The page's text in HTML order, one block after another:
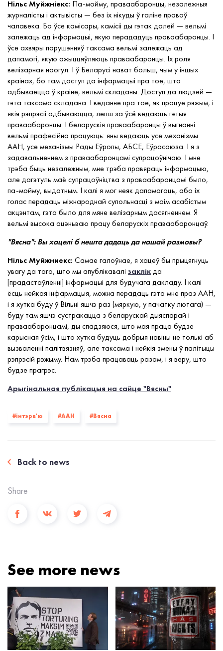
Нільс Муйжніекс: Па-мойму, праваабаронцы, незалежныя
журналісты і актывісты — без іх нікуды ў галіне правоў
чалавека. Бо ўсе камісары, камісіі ды гэтак далей — вельмі
залежаць ад інфармацыі, якую перададуць праваабаронцы. І
ўсе ахвяры парушэнняў таксама вельмі залежаць ад
дапамогі, якую ажыццяўляюць праваабаронцы. Іх роля
велізарная наогул. І ў Беларусі нават больш, чым у іншых
краінах, бо там доступ да інфармацыі пра тое, што
адбываецца ў краіне, вельмі складаны. Доступ да людзей —
гэта таксама складана. І веданне пра тое, як працуе рэжым, і
якія рэпрэсіі адбываюцца, лепш за ўсё ведаюць гэтыя
праваабаронцы. І беларускія праваабаронцы ў выгнанні
вельмі прафесійна працуюць: яны ведаюць усе механізмы
ААН, усе механізмы Рады Еўропы, АБСЕ, Еўрасаюза. І я з
задавальненнем з праваабаронцамі супрацоўнічаю. І мне
трэба быць незалежным, мне трэба правяраць інфармацыю,
але дагэтуль маё супрацоўніцтва з праваабаронцамі было,
па-мойму, выдатным. І калі я мог неяк дапамагаць, або іх
голас перадаць міжнароднай супольнасці з маім асабістым
акцэнтам, гэта было для мяне велізарным дасягненнем. Я
вельмі высока ацэньваю працу беларускіх праваабаронцаў.
"Вясна": Вы хацелі б нешта дадаць да нашай размовы?
Нільс Муйжниекс: Самае галоўнае, я хацеў бы прыцягнуць
увагу да таго, што мы апублікавалі заклікда
[прадастаўленні] інфармацыі для будучага дакладу. І калі
ёсць нейкая інфармацыя, можна перадаць гэта мне праз ААН,
і я хутка буду ў Вільні яшчэ раз (мяркую, у пачатку лютага) —
буду там яшчэ сустракацца з беларускай дыяспарай і
праваабаронцамі, ды спадзяюся, што мая праца будзе
карысная ўсім, і што хутка будуць добрыя навіны не толькі аб
вызваленні палітвязняў, але таксама і нейкія змены ў палітыцы
рэпрэсій рэжыму. Нам трэба працаваць разам, і я веру, што
будзе прагрэс.
Арыгінальная публікацыя на сайце "Вясны"
#інтэрв'ю #ААН #Вясна
Back to news
Share
See more news